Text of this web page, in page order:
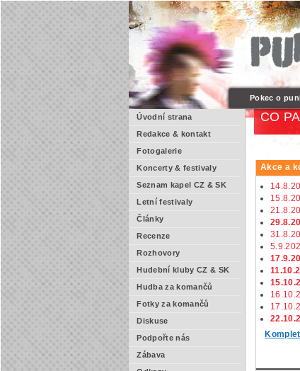
Pokec o
Úvodní strana
Redakce & kontakt
Fotogalerie
Koncerty & festivaly
Seznam kapel CZ & SK
Letní festivaly
Články
Recenze
Rozhovory
Hudební kluby CZ & SK
Hudba za komančů
Fotky za komančů
Diskuse
Podpořte nás
Zábava
CO
Akce a